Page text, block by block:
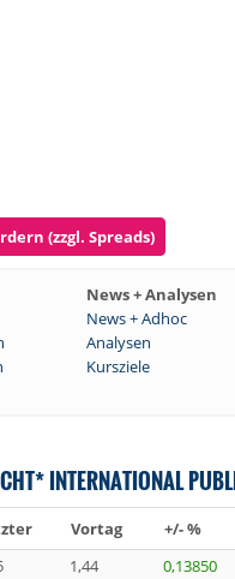
(zzgl. Spreads)
News + Analysen
News + Adhoc
Analysen
Kursziele
INTERNATIONAL
Vortag +/- %
1,44 0,13850